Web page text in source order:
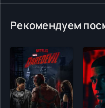
Рекомендуем